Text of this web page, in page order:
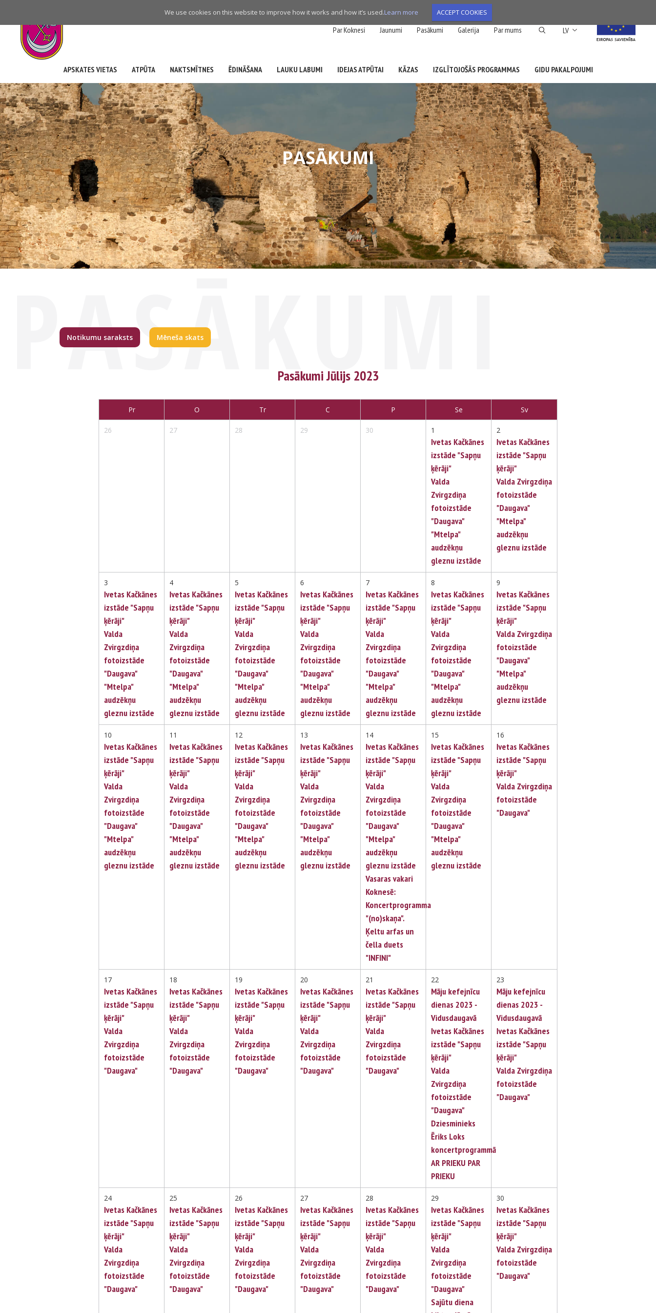
We use cookies on this website to improve how it works and how it’s used.Learn more ACCEPT COOKIES
navigation
LV List additional actions
Par Koknesi Jaunumi Pasākumi Galerija Par mums
APSKATES VIETAS ATPŪTA NAKTSMĪTNES ĒDINĀŠANA LAUKU LABUMI IDEJAS ATPŪTAI KĀZAS IZGLĪTOJOŠĀS PROGRAMMAS GIDU PAKALPOJUMI
PASĀKUMI
PASĀKUMI
Notikumu saraksts Mēneša skats
Pasākumi Jūlijs 2023
Pr O Tr C P Se Sv
26 27 28 29 30 1 2
Ivetas Kačkānes
izstāde "Sapņu
ķērāji"
Valda
Zvirgzdiņa
fotoizstāde
"Daugava"
"Mtelpa"
audzēkņu
gleznu izstāde
Ivetas Kačkānes
izstāde "Sapņu
ķērāji"
Valda Zvirgzdiņa
fotoizstāde
"Daugava"
"Mtelpa"
audzēkņu
gleznu izstāde
3 4 5 6 7 8 9
Ivetas Kačkānes
izstāde "Sapņu
ķērāji"
Valda
Zvirgzdiņa
fotoizstāde
"Daugava"
"Mtelpa"
audzēkņu
gleznu izstāde
Ivetas Kačkānes
izstāde "Sapņu
ķērāji"
Valda
Zvirgzdiņa
fotoizstāde
"Daugava"
"Mtelpa"
audzēkņu
gleznu izstāde
Ivetas Kačkānes
izstāde "Sapņu
ķērāji"
Valda
Zvirgzdiņa
fotoizstāde
"Daugava"
"Mtelpa"
audzēkņu
gleznu izstāde
Ivetas Kačkānes
izstāde "Sapņu
ķērāji"
Valda
Zvirgzdiņa
fotoizstāde
"Daugava"
"Mtelpa"
audzēkņu
gleznu izstāde
Ivetas Kačkānes
izstāde "Sapņu
ķērāji"
Valda
Zvirgzdiņa
fotoizstāde
"Daugava"
"Mtelpa"
audzēkņu
gleznu izstāde
Ivetas Kačkānes
izstāde "Sapņu
ķērāji"
Valda
Zvirgzdiņa
fotoizstāde
"Daugava"
"Mtelpa"
audzēkņu
gleznu izstāde
Ivetas Kačkānes
izstāde "Sapņu
ķērāji"
Valda Zvirgzdiņa
fotoizstāde
"Daugava"
"Mtelpa"
audzēkņu
gleznu izstāde
10 11 12 13 14 15 16
Ivetas Kačkānes
izstāde "Sapņu
ķērāji"
Valda
Zvirgzdiņa
fotoizstāde
"Daugava"
"Mtelpa"
audzēkņu
gleznu izstāde
Ivetas Kačkānes
izstāde "Sapņu
ķērāji"
Valda
Zvirgzdiņa
fotoizstāde
"Daugava"
"Mtelpa"
audzēkņu
gleznu izstāde
Ivetas Kačkānes
izstāde "Sapņu
ķērāji"
Valda
Zvirgzdiņa
fotoizstāde
"Daugava"
"Mtelpa"
audzēkņu
gleznu izstāde
Ivetas Kačkānes
izstāde "Sapņu
ķērāji"
Valda
Zvirgzdiņa
fotoizstāde
"Daugava"
"Mtelpa"
audzēkņu
gleznu izstāde
Ivetas Kačkānes
izstāde "Sapņu
ķērāji"
Valda
Zvirgzdiņa
fotoizstāde
"Daugava"
"Mtelpa"
audzēkņu
gleznu izstāde
Vasaras vakari
Koknesē:
Koncertprogramma
"(no)skaņa".
Ķeltu arfas un
čella duets
"INFINI"
Ivetas Kačkānes
izstāde "Sapņu
ķērāji"
Valda
Zvirgzdiņa
fotoizstāde
"Daugava"
"Mtelpa"
audzēkņu
gleznu izstāde
Ivetas Kačkānes
izstāde "Sapņu
ķērāji"
Valda Zvirgzdiņa
fotoizstāde
"Daugava"
17 18 19 20 21 22 23
Ivetas Kačkānes
izstāde "Sapņu
ķērāji"
Valda
Zvirgzdiņa
fotoizstāde
"Daugava"
Ivetas Kačkānes
izstāde "Sapņu
ķērāji"
Valda
Zvirgzdiņa
fotoizstāde
"Daugava"
Ivetas Kačkānes
izstāde "Sapņu
ķērāji"
Valda
Zvirgzdiņa
fotoizstāde
"Daugava"
Ivetas Kačkānes
izstāde "Sapņu
ķērāji"
Valda
Zvirgzdiņa
fotoizstāde
"Daugava"
Ivetas Kačkānes
izstāde "Sapņu
ķērāji"
Valda
Zvirgzdiņa
fotoizstāde
"Daugava"
Māju kefejnīcu
dienas 2023 -
Vidusdaugavā
Ivetas Kačkānes
izstāde "Sapņu
ķērāji"
Valda
Zvirgzdiņa
fotoizstāde
"Daugava"
Dziesminieks
Ēriks Loks
koncertprogrammā
AR PRIEKU PAR
PRIEKU
Māju kefejnīcu
dienas 2023 -
Vidusdaugavā
Ivetas Kačkānes
izstāde "Sapņu
ķērāji"
Valda Zvirgzdiņa
fotoizstāde
"Daugava"
24 25 26 27 28 29 30
Ivetas Kačkānes
izstāde "Sapņu
ķērāji"
Valda
Zvirgzdiņa
fotoizstāde
"Daugava"
Ivetas Kačkānes
izstāde "Sapņu
ķērāji"
Valda
Zvirgzdiņa
fotoizstāde
"Daugava"
Ivetas Kačkānes
izstāde "Sapņu
ķērāji"
Valda
Zvirgzdiņa
fotoizstāde
"Daugava"
Ivetas Kačkānes
izstāde "Sapņu
ķērāji"
Valda
Zvirgzdiņa
fotoizstāde
"Daugava"
Ivetas Kačkānes
izstāde "Sapņu
ķērāji"
Valda
Zvirgzdiņa
fotoizstāde
"Daugava"
Ivetas Kačkānes
izstāde "Sapņu
ķērāji"
Valda
Zvirgzdiņa
fotoizstāde
"Daugava"
Sajūtu diena
Ivetas Kačkānes
izstāde "Sapņu
ķērāji"
Valda Zvirgzdiņa
fotoizstāde
"Daugava"